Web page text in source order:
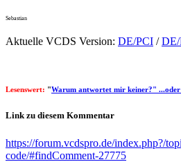
Sebastian
Aktuelle VCDS Version: DE/PCI /
Lesenswert: "Warum antwortet mir keiner?"
Link zu diesem Kommentar
https://forum.vcdspro.de/index.php?/
code/#findComment-27775